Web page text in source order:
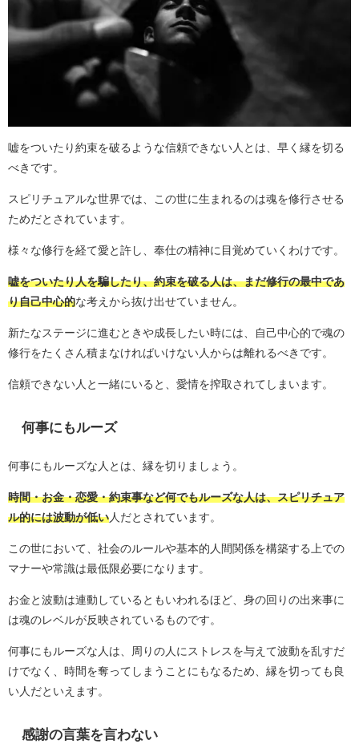
嘘をついたり約束を破るような信頼できない人とは、早く縁を切る
べきです。
スピリチュアルな世界では、この世に生まれるのは魂を修行させる
ためだとされています。
様々な修行を経て愛と許し、奉仕の精神に目覚めていくわけです。
嘘をついたり人を騙したり、約束を破る人は、まだ修行の最中であ
り自己中心的な考えから抜け出せていません。
新たなステージに進むときや成長したい時には、自己中心的で魂の
修行をたくさん積まなければいけない人からは離れるべきです。
信頼できない人と一緒にいると、愛情を搾取されてしまいます。
何事にもルーズ
何事にもルーズな人とは、縁を切りましょう。
時間・お金・恋愛・約束事など何でもルーズな人は、スピリチュア
ル的には波動が低い 人だとされています。
この世において、社会のルールや基本的人間関係を構築する上での
マナーや常識は最低限必要になります。
お金と波動は連動しているともいわれるほど、身の回りの出来事に
は魂のレベルが反映されているものです。
何事にもルーズな人は、周りの人にストレスを与えて波動を乱すだ
けでなく、時間を奪ってしまうことにもなるため、縁を切っても良
い人だといえます。
感謝の言葉を言わない